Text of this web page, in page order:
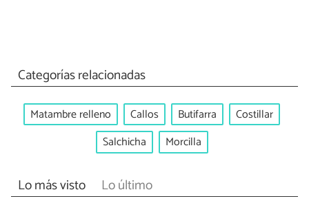
Categorías relacionadas
Matambre relleno Callos Butifarra
Costillar
Salchicha
Morcilla
Lo más visto Lo último